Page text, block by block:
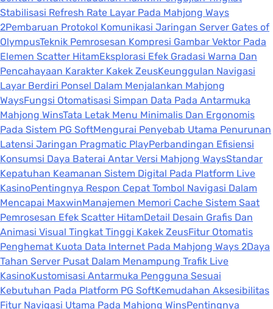
Stabilisasi Refresh Rate Layar Pada Mahjong Ways
2Pembaruan Protokol Komunikasi Jaringan Server Gates of
OlympusTeknik Pemrosesan Kompresi Gambar Vektor Pada
Elemen Scatter HitamEksplorasi Efek Gradasi Warna Dan
Pencahayaan Karakter Kakek ZeusKeunggulan Navigasi
Layar Berdiri Ponsel Dalam Menjalankan Mahjong
WaysFungsi Otomatisasi Simpan Data Pada Antarmuka
Mahjong WinsTata Letak Menu Minimalis Dan Ergonomis
Pada Sistem PG SoftMengurai Penyebab Utama Penurunan
Latensi Jaringan Pragmatic PlayPerbandingan Efisiensi
Konsumsi Daya Baterai Antar Versi Mahjong WaysStandar
Kepatuhan Keamanan Sistem Digital Pada Platform Live
KasinoPentingnya Respon Cepat Tombol Navigasi Dalam
Mencapai MaxwinManajemen Memori Cache Sistem Saat
Pemrosesan Efek Scatter HitamDetail Desain Grafis Dan
Animasi Visual Tingkat Tinggi Kakek ZeusFitur Otomatis
Penghemat Kuota Data Internet Pada Mahjong Ways 2Daya
Tahan Server Pusat Dalam Menampung Trafik Live
KasinoKustomisasi Antarmuka Pengguna Sesuai
Kebutuhan Pada Platform PG SoftKemudahan Aksesibilitas
Fitur Navigasi Utama Pada Mahjong WinsPentingnya